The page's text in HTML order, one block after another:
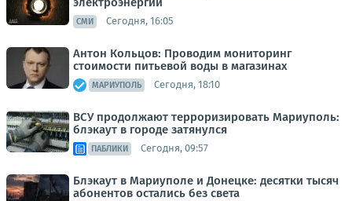
СМИ Сегодня, 16:05
Антон Кольцов: Проводим мониторинг
стоимости питьевой воды в магазинах
МАРИУПОЛЬ Сегодня, 18:10
ВСУ продолжают терроризировать Мариуполь:
блэкаут в городе затянулся
ПАБЛИКИ Сегодня, 09:57
Блэкаут в Мариуполе и Донецке: десятки тысяч
абонентов остались без света